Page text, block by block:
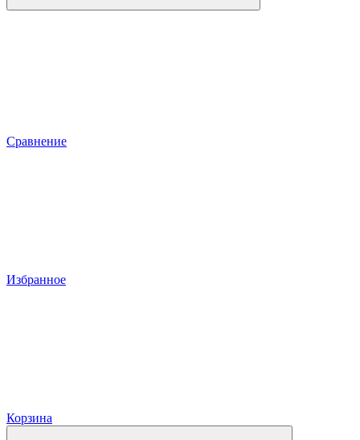
Сравнение
Избранное
Корзина